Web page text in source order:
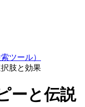
ツール）
肢と効果
ーと伝説